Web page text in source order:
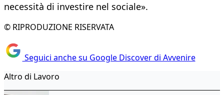
necessità di investire nel sociale».
© RIPRODUZIONE RISERVATA
Seguici anche su Google Discover di Avvenire
Altro di Lavoro